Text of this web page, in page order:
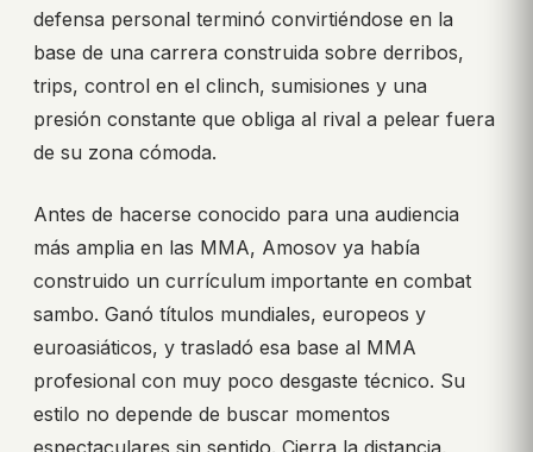
defensa personal terminó convirtiéndose en la
base de una carrera construida sobre derribos,
trips, control en el clinch, sumisiones y una
presión constante que obliga al rival a pelear fuera
de su zona cómoda.
Antes de hacerse conocido para una audiencia
más amplia en las MMA, Amosov ya había
construido un currículum importante en combat
sambo. Ganó títulos mundiales, europeos y
euroasiáticos, y trasladó esa base al MMA
profesional con muy poco desgaste técnico. Su
estilo no depende de buscar momentos